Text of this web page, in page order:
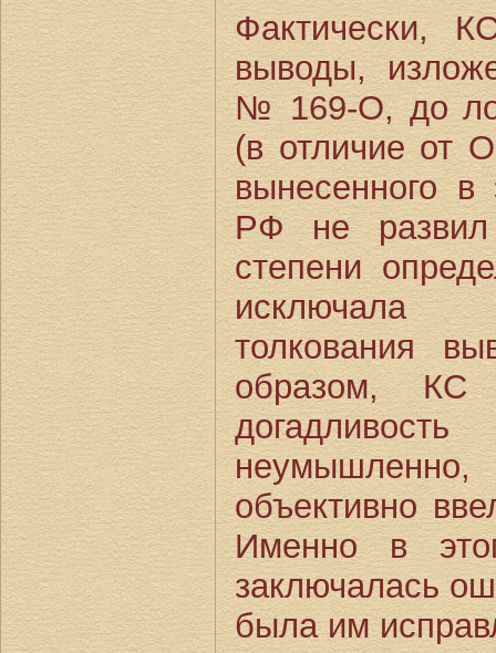
Фактически,
выводы,
№ 169-О, до
(в отличие от
вынесенного
РФ не
степени
исключала
толкования
образом,
объективно
Именно в
заключалась
была им